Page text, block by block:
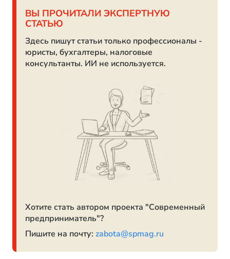
ВЫ ПРОЧИТАЛИ ЭКСПЕРТНУЮ
СТАТЬЮ
Здесь пишут статьи только профессионалы -
юристы, бухгалтеры, налоговые
консультанты. ИИ не используется.
Хотите стать автором проекта "Современный
предприниматель"?
Пишите на почту: zabota@spmag.ru